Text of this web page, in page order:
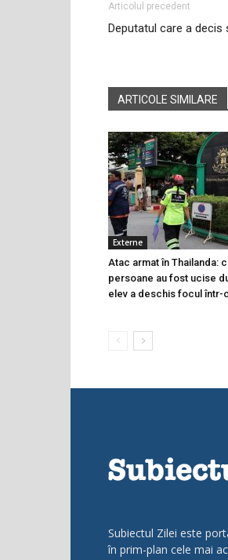
Articolul precedent
Deputatul care a decis
ARTICOLE SIMILARE
Externe
Atac armat în Thailanda:
persoane au fost ucise
elev a deschis focul într-
Subiectul Zilei este
în prim-plan cele mai